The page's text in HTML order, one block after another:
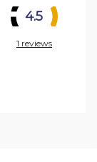
4.5
1 reviews